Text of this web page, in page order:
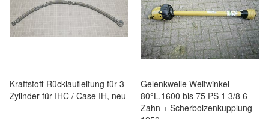
Kraftstoff-Rücklaufleitung für 3
Zylinder für IHC / Case IH, neu
Gelenkwelle Weitwinkel
80°L.1600 bis 75 PS 1 3/8 6
Zahn + Scherbolzenkupplung